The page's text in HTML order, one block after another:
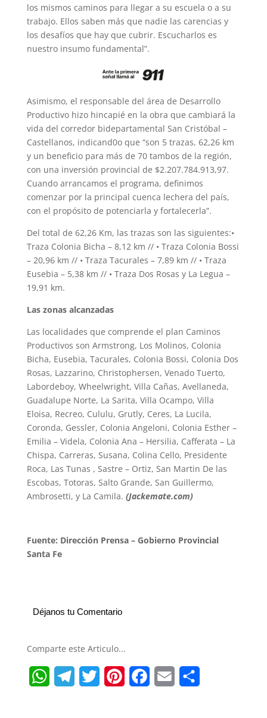
los mismos caminos para llegar a su escuela o a su
trabajo. Ellos saben más que nadie las carencias y
los desafíos que hay que cubrir. Escucharlos es
nuestro insumo fundamental”.
Asimismo, el responsable del área de Desarrollo
Productivo hizo hincapié en la obra que cambiará la
vida del corredor bidepartamental San Cristóbal –
Castellanos, indicand0o que “son 5 trazas, 62,26 km
y un beneficio para más de 70 tambos de la región,
con una inversión provincial de $2.207.784.913,97.
Cuando arrancamos el programa, definimos
comenzar por la principal cuenca lechera del país,
con el propósito de potenciarla y fortalecerla”.
Del total de 62,26 Km, las trazas son las siguientes:•
Traza Colonia Bicha – 8,12 km // • Traza Colonia Bossi
– 20,96 km // • Traza Tacurales – 7,89 km // • Traza
Eusebia – 5,38 km // • Traza Dos Rosas y La Legua –
19,91 km.
Las zonas alcanzadas
Las localidades que comprende el plan Caminos
Productivos son Armstrong, Los Molinos, Colonia
Bicha, Eusebia, Tacurales, Colonia Bossi, Colonia Dos
Rosas, Lazzarino, Christophersen, Venado Tuerto,
Labordeboy, Wheelwright, Villa Cañas, Avellaneda,
Guadalupe Norte, La Sarita, Villa Ocampo, Villa
Eloisa, Recreo, Cululu, Grutly, Ceres, La Lucila,
Coronda, Gessler, Colonia Angeloni, Colonia Esther –
Emilia – Videla, Colonia Ana – Hersilia, Cafferata – La
Chispa, Carreras, Susana, Colina Cello, Presidente
Roca, Las Tunas , Sastre – Ortiz, San Martin De las
Escobas, Totoras, Salto Grande, San Guillermo,
Ambrosetti, y La Camila. (Jackemate.com)
Fuente: Dirección Prensa – Gobierno Provincial
Santa Fe
Déjanos tu Comentario
Comparte este Articulo...